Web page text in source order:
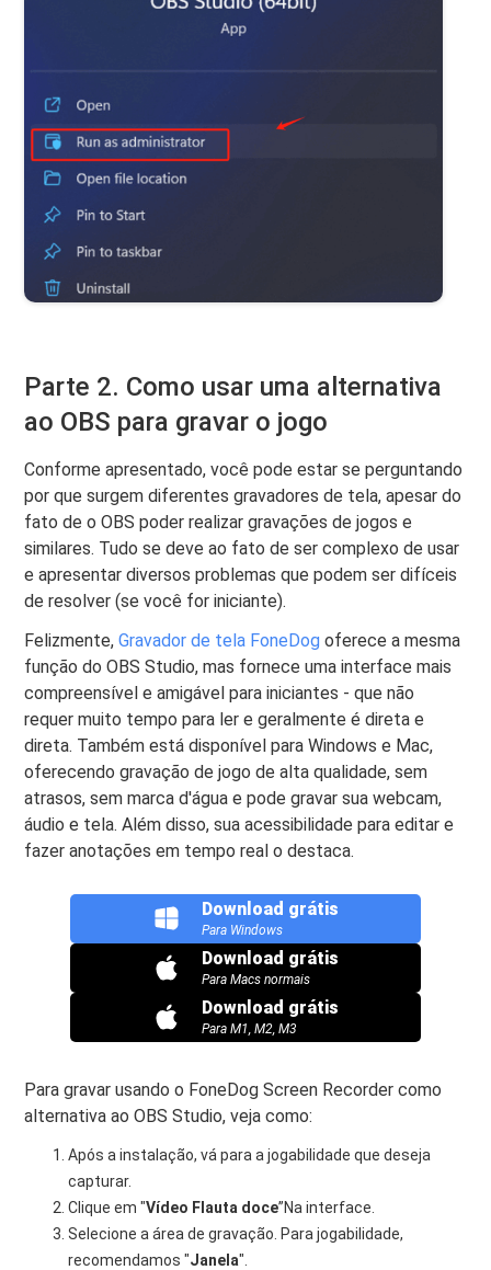
Parte 2. Como usar uma alternativa
ao OBS para gravar o jogo
Conforme apresentado, você pode estar se perguntando
por que surgem diferentes gravadores de tela, apesar do
fato de o OBS poder realizar gravações de jogos e
similares. Tudo se deve ao fato de ser complexo de usar
e apresentar diversos problemas que podem ser difíceis
de resolver (se você for iniciante).
Felizmente,Gravador de tela FoneDog oferece a mesma
função do OBS Studio, mas fornece uma interface mais
compreensível e amigável para iniciantes - que não
requer muito tempo para ler e geralmente é direta e
direta. Também está disponível para Windows e Mac,
oferecendo gravação de jogo de alta qualidade, sem
atrasos, sem marca d'água e pode gravar sua webcam,
áudio e tela. Além disso, sua acessibilidade para editar e
fazer anotações em tempo real o destaca.
Download grátis
Para Windows
Download grátis
Para Macs normais
Download grátis
Para M1, M2, M3
Para gravar usando o FoneDog Screen Recorder como
alternativa ao OBS Studio, veja como:
Após a instalação, vá para a jogabilidade que deseja
capturar.
Clique em "Vídeo Flauta doce”Na interface.
Selecione a área de gravação. Para jogabilidade,
recomendamos "Janela".